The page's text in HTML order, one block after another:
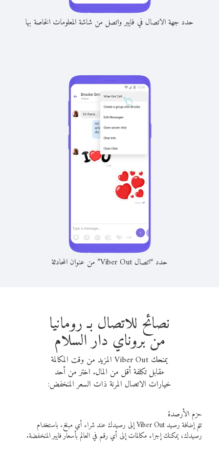
حدد جهة الاتصال في فايبر واتصل من شاشة المعلومات الخاصة بها
حدد “اتصال Viber Out” من عنوان المحادثة
نصائح للاتصال بـ رومانيا
من بروناي دار السلام
يمنحك Viber Out المزيد من وقت المكالمة
مقابل تكلفة أقل من المال. اختر من أحد
خيارات الاتصال المرنة ذات السعر المنخفض:
حزم الأرصدة
تتم إضافة رصيد Viber Out إلى رصيدك عند شراء أي مبلغ. باستخدام
رصيدك، يمكنك إجراء مكالمات إلى أي رقم في العالم بأسعار فايبر المنخفضة.